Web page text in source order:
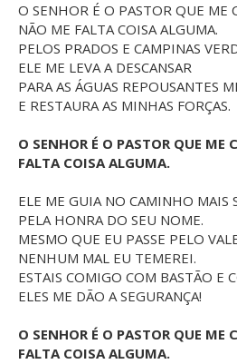
O SENHOR É O PASTOR QUE ME
NÃO ME FALTA COISA ALGUMA.
PELOS PRADOS E CAMPINAS
ELE ME LEVA A DESCANSAR
PARA AS ÁGUAS REPOUSANTES
E RESTAURA AS MINHAS FORÇAS.
O SENHOR É O PASTOR QUE ME
FALTA COISA ALGUMA.
ELE ME GUIA NO CAMINHO MAIS
PELA HONRA DO SEU NOME.
MESMO QUE EU PASSE PELO
NENHUM MAL EU TEMEREI.
ESTAIS COMIGO COM BASTÃO E
ELES ME DÃO A SEGURANÇA!
O SENHOR É O PASTOR QUE ME
FALTA COISA ALGUMA.